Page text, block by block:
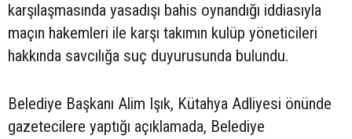
karşılaşmasında yasadışı bahis oynandığı iddiasıyla
maçın hakemleri ile karşı takımın kulüp yöneticileri
hakkında savcılığa suç duyurusunda bulundu.
Belediye Başkanı Alim Işık, Kütahya Adliyesi önünde
gazetecilere yaptığı açıklamada, Belediye